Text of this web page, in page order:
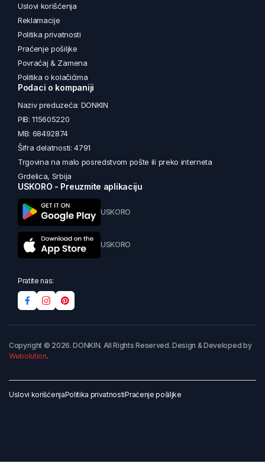
Uslovi korišćenja
Reklamacije
Politika privatnosti
Praćenje pošiljke
Povraćaj & Zamena
Politika o kolačićima
Podaci o kompaniji
Naziv preduzeća: DONKIN
PIB: 115605220
MB: 68492874
Šifra delatnosti: 4791
Trgovina na malo posredstvom pošte ili preko interneta
Grdelica, Srbija
USKORO - Preuzmite aplikaciju
USKORO
USKORO
Pratite nas:
Copyright © 2026. DONKIN. All Rights Reserved. Design & Developed by
Webolution.
Uslovi korišćenjaPolitika privatnostiPraćenje pošiljke